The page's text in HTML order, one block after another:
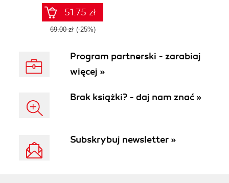
51.75 zł
69.00 zł (-25%)
Program partnerski - zarabiaj
więcej »
Brak książki? - daj nam znać »
Subskrybuj newsletter »